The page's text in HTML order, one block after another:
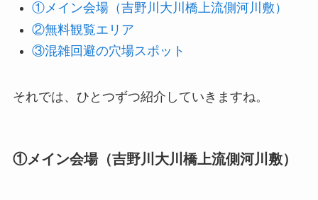
①メイン会場（吉野川大川橋上流側河川敷）
②無料観覧エリア
③混雑回避の穴場スポット
それでは、ひとつずつ紹介していきますね。
①メイン会場（吉野川大川橋上流側河川敷）